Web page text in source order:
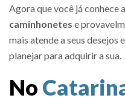
Agora que você já conhece
caminhonetes e
mais atende a seus desejos
planejar para adquirir a sua.
No